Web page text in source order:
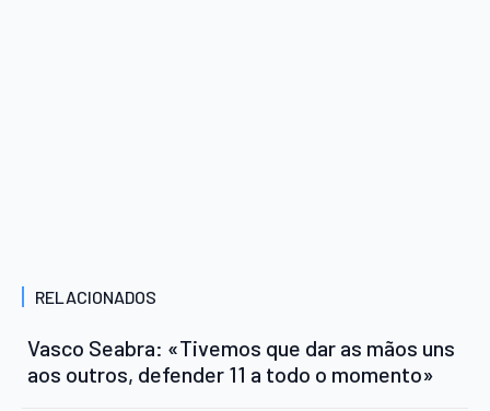
RELACIONADOS
Vasco Seabra: «Tivemos que dar as mãos uns
aos outros, defender 11 a todo o momento»